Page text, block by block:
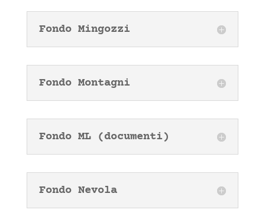
Fondo Mingozzi
Fondo Montagni
Fondo ML (documenti)
Fondo Nevola